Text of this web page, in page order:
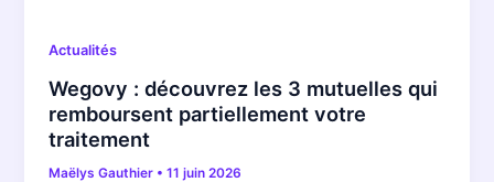
Actualités
Wegovy : découvrez les 3 mutuelles qui
remboursent partiellement votre
traitement
Maëlys Gauthier •11 juin 2026